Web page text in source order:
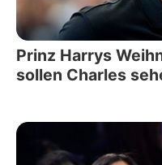
Prinz Harrys
sollen Charles